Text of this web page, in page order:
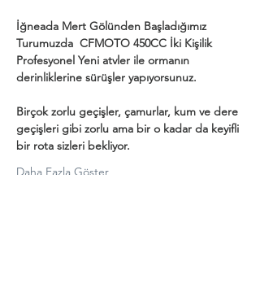
İğneada Mert Gölünden Başladığımız
Turumuzda  CFMOTO 450CC İki Kişilik
Profesyonel Yeni atvler ile ormanın
derinliklerine sürüşler yapıyorsunuz.
Birçok zorlu geçişler, çamurlar, kum ve dere
geçişleri gibi zorlu ama bir o kadar da keyifli
bir rota sizleri bekliyor.
Daha Fazla Göster